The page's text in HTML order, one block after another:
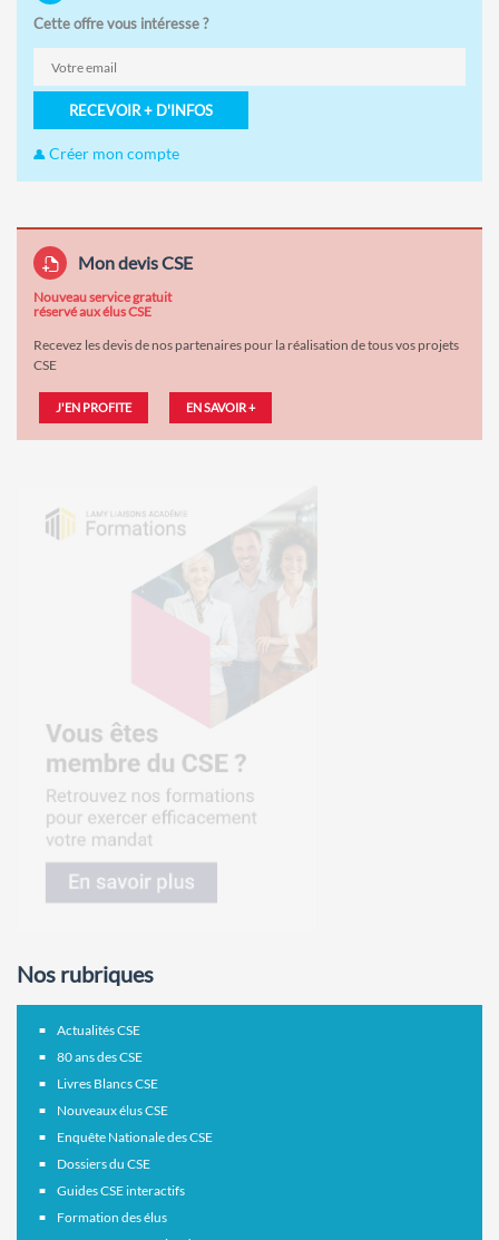
Cette offre vous intéresse ?
RECEVOIR + D'INFOS
Créer mon compte
Mon devis CSE
Nouveau service gratuit
réservé aux élus CSE
Recevez les devis de nos partenaires pour la réalisation de tous vos projets
CSE
J'EN PROFITE EN SAVOIR +
Nos rubriques
Actualités CSE
80 ans des CSE
Livres Blancs CSE
Nouveaux élus CSE
Enquête Nationale des CSE
Dossiers du CSE
Guides CSE interactifs
Formation des élus